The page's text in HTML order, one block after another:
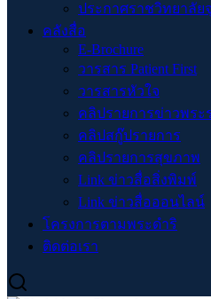
ประกาศราชวิทยาลั
คลังสื่อ
E-Brochure
วารสาร Patient First
วารสารหัวใจ
คลิปรายการข่าวพระ
คลิปสกู๊ปรายการ
คลิปรายการสุขภาพ
Link ข่าวสื่อสิ่งพิมพ์
Link ข่าวสื่อออนไลน์
โครงการตามพระดำริ
ติดต่อเรา